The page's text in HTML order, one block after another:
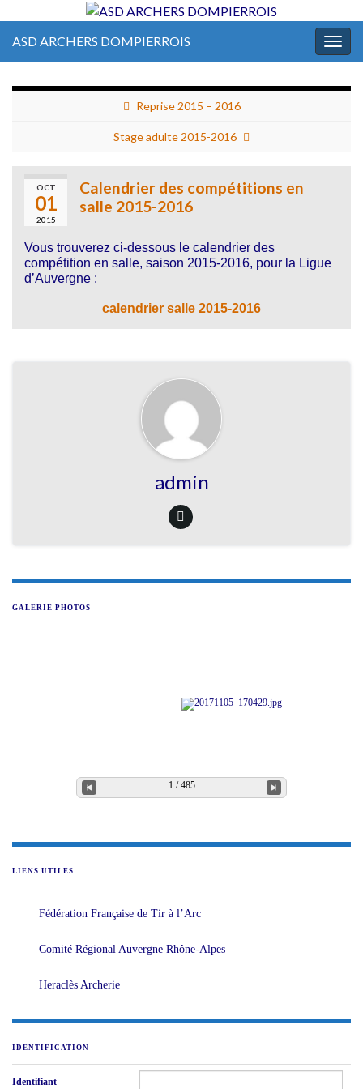
ASD ARCHERS DOMPIERROIS
Reprise 2015 – 2016
Stage adulte 2015-2016
OCT
01
2015
Calendrier des compétitions en
salle 2015-2016
Vous trouverez ci-dessous le calendrier des
compétition en salle, saison 2015-2016, pour la Ligue
d’Auvergne :
calendrier salle 2015-2016
admin
GALERIE PHOTOS
1 / 485
LIENS UTILES
Fédération Française de Tir à l’Arc
Comité Régional Auvergne Rhône-Alpes
Heraclès Archerie
IDENTIFICATION
Identifiant